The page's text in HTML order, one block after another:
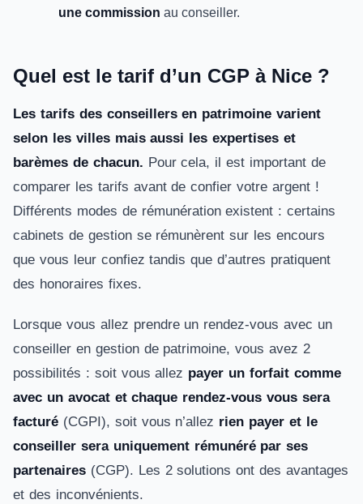
une commission au conseiller.
Quel est le tarif d’un CGP à Nice ?
Les tarifs des conseillers en patrimoine varient
selon les villes mais aussi les expertises et
barèmes de chacun. Pour cela, il est important de
comparer les tarifs avant de confier votre argent !
Différents modes de rémunération existent : certains
cabinets de gestion se rémunèrent sur les encours
que vous leur confiez tandis que d’autres pratiquent
des honoraires fixes.
Lorsque vous allez prendre un rendez-vous avec un
conseiller en gestion de patrimoine, vous avez 2
possibilités : soit vous allez payer un forfait comme
avec un avocat et chaque rendez-vous vous sera
facturé (CGPI), soit vous n’allez rien payer et le
conseiller sera uniquement rémunéré par ses
partenaires (CGP). Les 2 solutions ont des avantages
et des inconvénients.